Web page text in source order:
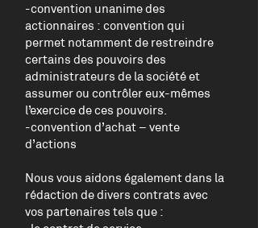
-convention unanime des
actionnaires : convention qui
permet notamment de restreindre
certains des pouvoirs des
administrateurs de la société et
assumer ou contrôler eux-mêmes
l’exercice de ces pouvoirs.
-convention d’achat – vente
d’actions
Nous vous aidons également dans la
rédaction de divers contrats avec
vos partenaires tels que :